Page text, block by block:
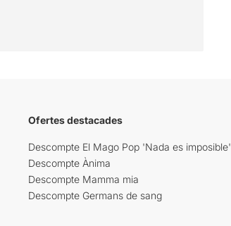
Ofertes destacades
Descompte El Mago Pop 'Nada es imposible'
Descompte Ànima
Descompte Mamma mia
Descompte Germans de sang